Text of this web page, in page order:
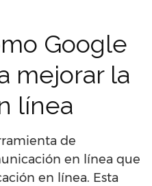
Google
mejorar la
línea
de
en línea que
en línea. Esta